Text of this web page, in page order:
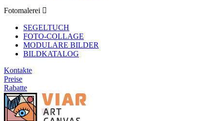
Fotomalerei
SEGELTUCH
FOTO-COLLAGE
MODULARE BILDER
BILDKATALOG
Kontakte
Preise
Rabatte